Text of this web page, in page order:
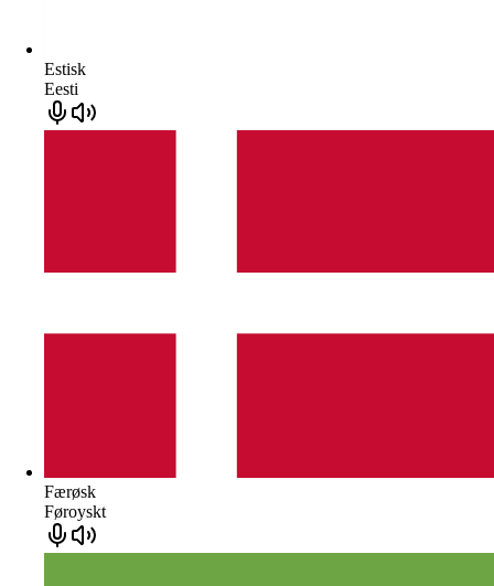
Estisk
Eesti
Færøsk
Føroyskt